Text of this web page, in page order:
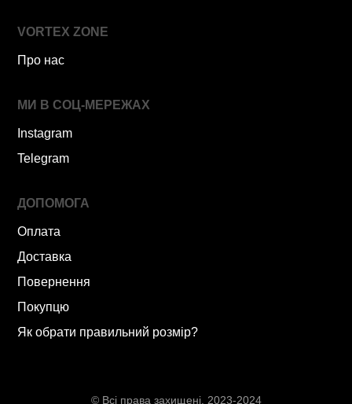
VORTEX ZONE
Про нас
МИ В СОЦ-МЕРЕЖАХ
Instagram
Telegram
ДОПОМОГА
Оплата
Доставка
Повернення
Покупцю
Як обрати правильний розмір?
© Всі права захищені. 2023-2024